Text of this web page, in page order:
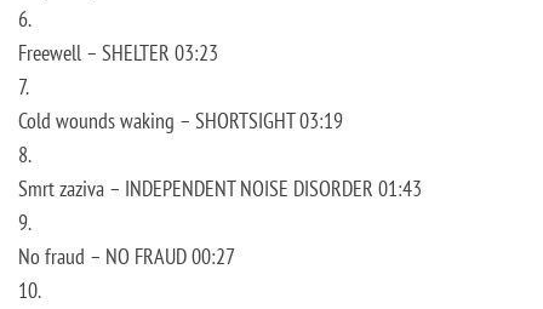
6.
Freewell – SHELTER 03:23
7.
Cold wounds waking – SHORTSIGHT 03:19
8.
Smrt zaziva – INDEPENDENT NOISE DISORDER 01:43
9.
No fraud – NO FRAUD 00:27
10.